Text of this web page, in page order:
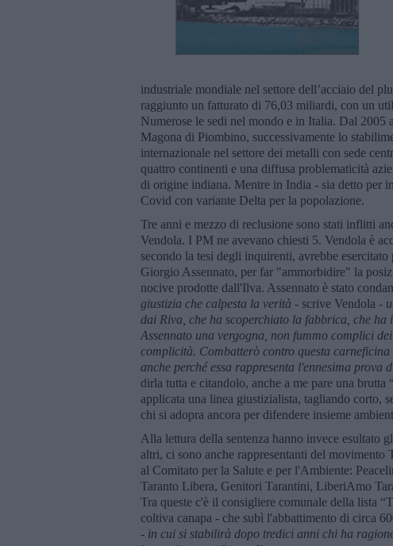
industriale mondiale nel settore dell’acciaio del
raggiunto un fatturato di 76,03 miliardi, con un
Numerose le sedi nel mondo e in Italia. Dal 2005
Magona di Piombino, successivamente lo
internazionale nel settore dei metalli con sede
quattro continenti e una diffusa problematicità
di origine indiana. Mentre in India - sia detto per
Covid con variante Delta per la popolazione.
Tre anni e mezzo di reclusione sono stati inflitti
Vendola. I PM ne avevano chiesti 5. Vendola è
secondo la tesi degli inquirenti, avrebbe
Giorgio Assennato, per far "ammorbidire" la
nocive prodotte dall'Ilva. Assennato è stato
giustizia che calpesta la verità - scrive Vendola -
dai Riva, che ha scoperchiato la fabbrica, che
Assennato una vergogna, non fummo complici
complicità. Combatterò contro questa
anche perchéessa rappresenta l'ennesima prova
dirla tutta e citandolo, anche a me pare una
applicata una linea giustizialista, tagliando corto,
chi si adopra ancora per difendere insieme
Alla lettura della sentenza hanno invece esultato
altri, ci sono anche rappresentanti del movimento
al Comitato per la Salute e per l'Ambiente:
Taranto Libera, Genitori Tarantini, LiberiAmo
Tra queste c'è il consigliere comunale della lista
coltiva canapa - che subì l'abbattimento di circa
- in cui si stabilirà dopo tredici anni chi ha